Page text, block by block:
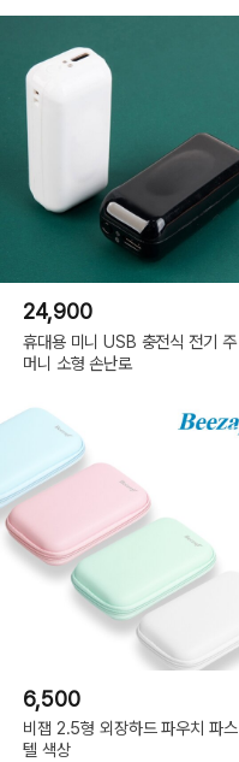
24,900
휴대용 미니 USB 충전식 전기 주
머니 소형 손난로
6,500
비잽 2.5형 외장하드 파우치 파스
텔 색상